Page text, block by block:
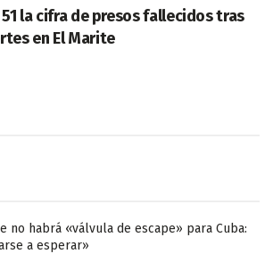
51 la cifra de presos fallecidos tras
en El Marite
no habrá «válvula de escape» para Cuba:
a esperar»